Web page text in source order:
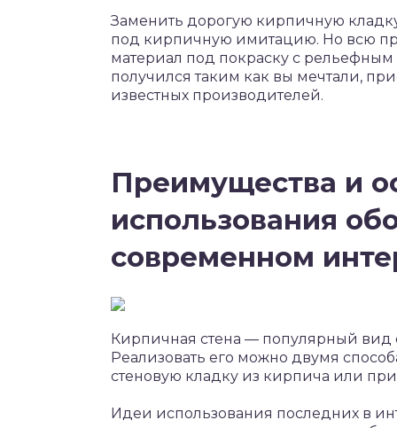
Заменить дорогую кирпичную
под кирпичную имитацию. Но всю
материал под покраску с
получился таким как вы мечтали,
известных производителей.
Преимущества и
использования
современном
Кирпичная стена — популярный
Реализовать его можно двумя
стеновую кладку из кирпича или
Идеи использования последних в